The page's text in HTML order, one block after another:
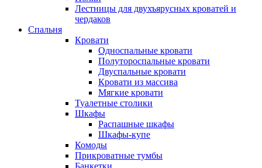
Лестницы для двухъярусных кроватей и
чердаков
Спальня
Кровати
Односпальные кровати
Полутороспальные кровати
Двуспальные кровати
Кровати из массива
Мягкие кровати
Туалетные столики
Шкафы
Распашные шкафы
Шкафы-купе
Комоды
Прикроватные тумбы
Банкетки